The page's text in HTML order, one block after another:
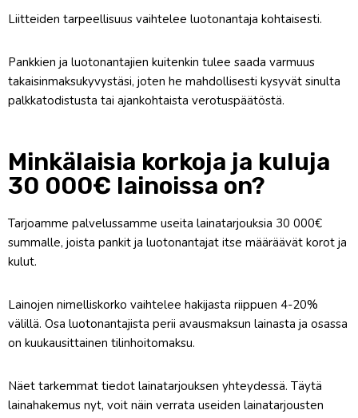
Liitteiden tarpeellisuus vaihtelee luotonantaja kohtaisesti.
Pankkien ja luotonantajien kuitenkin tulee saada varmuus
takaisinmaksukyvystäsi, joten he mahdollisesti kysyvät sinulta
palkkatodistusta tai ajankohtaista verotuspäätöstä.
Minkälaisia korkoja ja kuluja
30 000€ lainoissa on?
Tarjoamme palvelussamme useita lainatarjouksia 30 000€
summalle, joista pankit ja luotonantajat itse määräävät korot ja
kulut.
Lainojen nimelliskorko vaihtelee hakijasta riippuen 4-20%
välillä. Osa luotonantajista perii avausmaksun lainasta ja osassa
on kuukausittainen tilinhoitomaksu.
Näet tarkemmat tiedot lainatarjouksen yhteydessä. Täytä
lainahakemus nyt, voit näin verrata useiden lainatarjousten